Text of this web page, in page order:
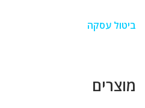
ביטול עסקה
מוצרים